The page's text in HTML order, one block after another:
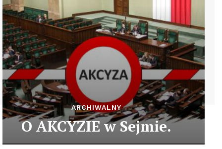
ARCHIWALNY
O AKCYZIE w Sejmie.